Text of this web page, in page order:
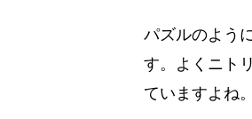
パズルのよう
す。よくニト
ていますよね